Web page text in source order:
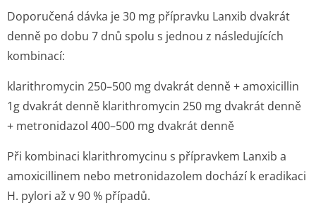
Doporučená dávka je 30 mg přípravku Lanxib dvakrát
denně po dobu 7 dnů spolu s jednou z následujících
kombinací:
klarithromycin 250–500 mg dvakrát denně + amoxicillin
1g dvakrát denně klarithromycin 250 mg dvakrát denně
+ metronidazol 400–500 mg dvakrát denně
Při kombinaci klarithromycinu s přípravkem Lanxib a
amoxicillinem nebo metronidazolem dochází k eradikaci
H. pylori až v 90 % případů.